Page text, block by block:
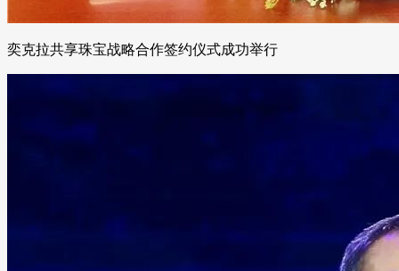
奕克拉共享珠宝战略合作签约仪式成功举行